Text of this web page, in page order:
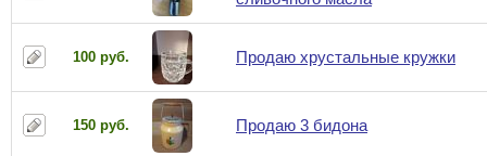
100 руб. Продаю хрустальные кружки
150 руб. Продаю 3 бидона